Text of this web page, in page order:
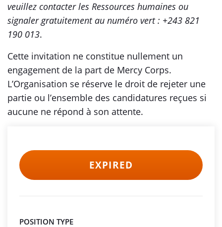
veuillez contacter les Ressources humaines ou
signaler gratuitement au numéro vert : +243 821
190 013.
Cette invitation ne constitue nullement un
engagement de la part de Mercy Corps.
L’Organisation se réserve le droit de rejeter une
partie ou l’ensemble des candidatures reçues si
aucune ne répond à son attente.
EXPIRED
POSITION TYPE